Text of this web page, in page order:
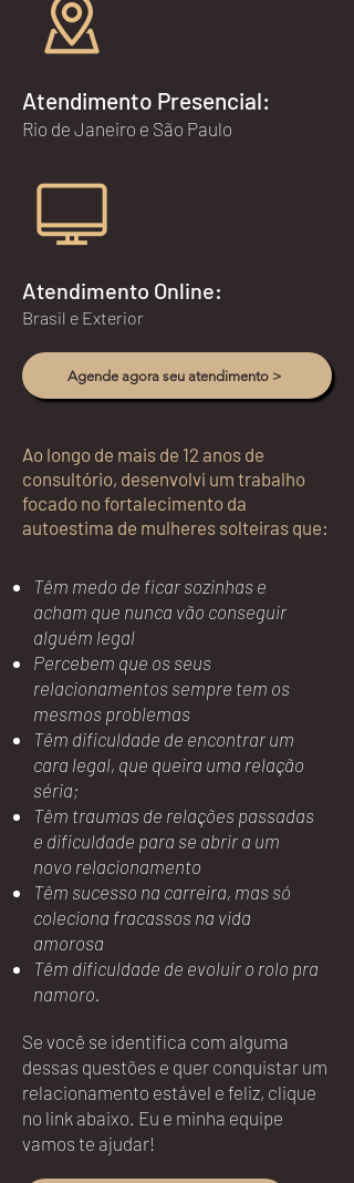
Atendimento Presencial:
Rio de Janeiro e São Paulo
Atendimento Online:
Brasil e Exterior
Agende agora seu atendimento >
Ao longo de mais de 12 anos de
consultório, desenvolvi um trabalho
focado no fortalecimento da
autoestima de mulheres solteiras que:
Têm medo de ficar sozinhas e
acham que nunca vão conseguir
alguém legal​
Percebem que os seus
relacionamentos sempre tem os
mesmos problemas
Têm dificuldade de encontrar um
cara legal, que queira uma relação
séria;
Têm traumas de relações passadas
e dificuldade para se abrir a um
novo relacionamento
Têm sucesso na carreira, mas só
coleciona fracassos na vida
amorosa
Têm dificuldade de evoluir o rolo pra
namoro.
Se você se identifica com alguma
dessas questões e quer conquistar um
relacionamento estável e feliz, clique
no link abaixo. Eu e minha equipe
vamos te ajudar!